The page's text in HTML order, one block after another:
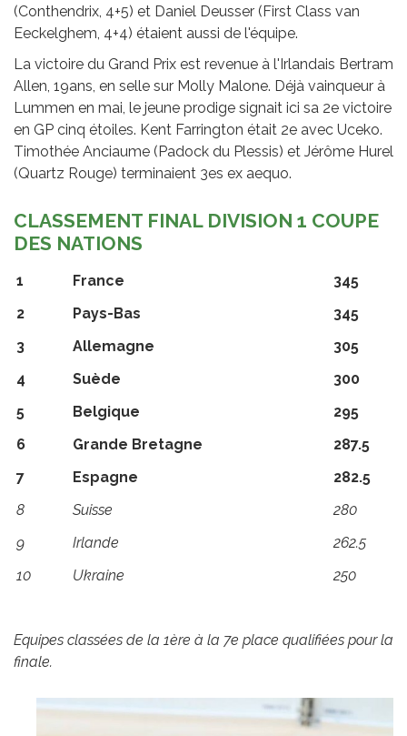
(Conthendrix, 4+5) et Daniel Deusser (First Class van
Eeckelghem, 4+4) étaient aussi de l'équipe.
La victoire du Grand Prix est revenue à l'Irlandais Bertram
Allen, 19ans, en selle sur Molly Malone. Déjà vainqueur à
Lummen en mai, le jeune prodige signait ici sa 2e victoire
en GP cinq étoiles. Kent Farrington était 2e avec Uceko.
Timothée Anciaume (Padock du Plessis) et Jérôme Hurel
(Quartz Rouge) terminaient 3es ex aequo.
CLASSEMENT FINAL DIVISION 1 COUPE
DES NATIONS
1 France
345
2
Pays-Bas
345
3
Allemagne
305
4
Suède
300
5
Belgique
295
6
Grande Bretagne
287.5
7
Espagne
282.5
8
Suisse
280
9
Irlande
262.5
10
Ukraine 250
Equipes classées de la 1ère à la 7e place qualifiées pour la
finale.